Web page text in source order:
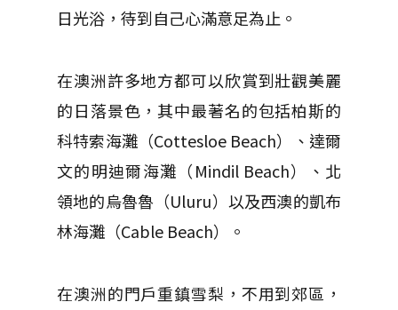
日光浴，待到自己心滿意足為止。
在澳洲許多地方都可以欣賞到壯觀美麗
的日落景色，其中最著名的包括柏斯的
科特索海灘（Cottesloe Beach）、達爾
文的明迪爾海灘（Mindil Beach）、北
領地的烏魯魯（Uluru）以及西澳的凱布
林海灘（Cable Beach）。
在澳洲的門戶重鎮雪梨，不用到郊區，